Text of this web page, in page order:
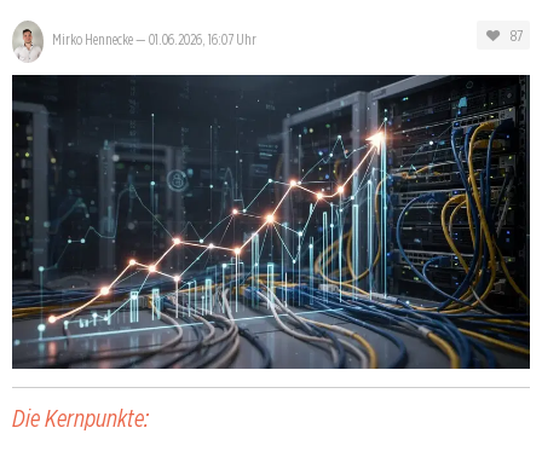
Mirko Hennecke— 01.06.2026, 16:07 Uhr 87
Die Kernpunkte: